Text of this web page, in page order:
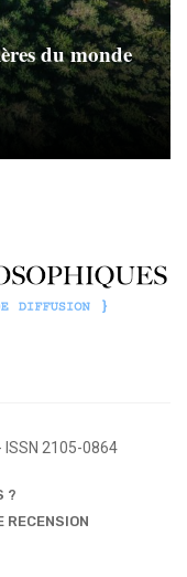
du monde
ISSN 2105-0864
?
RECENSION